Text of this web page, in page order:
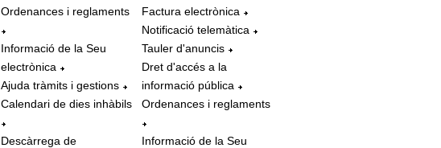
Ordenances i reglaments
Informació de la Seu
electrònica
Ajuda tràmits i gestions
Calendari de dies inhàbils
Descàrrega de
Factura electrònica
Notificació telemàtica
Tauler d'anuncis
Dret d'accés a la
informació pública
Ordenances i reglaments
Informació de la Seu